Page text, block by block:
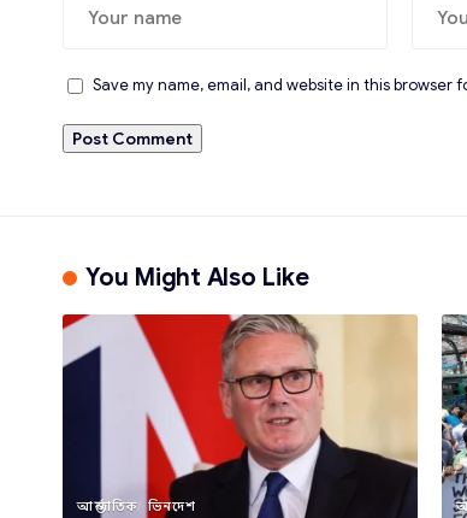
Save my name, email, and website in this browser
You Might Also Like
আন্তর্জাতিক ভিনদেশ